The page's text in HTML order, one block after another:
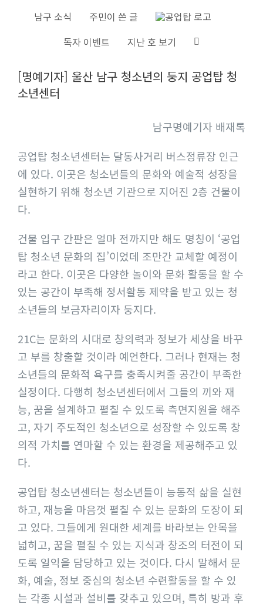
남구 소식
주민이 쓴 글
독자 이벤트
지난 호 보기
i
e
r
g
e
r
I
m
a
g
e
[명예기자] 울산 남구 청소년의 둥지 공업탑 청
소년센터
남구명예기자 배재록
공업탑 청소년센터는 달동사거리 버스정류장 인근
에 있다. 이곳은 청소년들의 문화와 예술적 성장을
실현하기 위해 청소년 기관으로 지어진 2층 건물이
다.
건물 입구 간판은 얼마 전까지만 해도 명칭이 ‘공업
탑 청소년 문화의 집’이었데 조만간 교체할 예정이
라고 한다. 이곳은 다양한 놀이와 문화 활동을 할 수
있는 공간이 부족해 정서활동 제약을 받고 있는 청
소년들의 보금자리이자 둥지다.
21C는 문화의 시대로 창의력과 정보가 세상을 바꾸
고 부를 창출할 것이라 예언한다. 그러나 현재는 청
소년들의 문화적 욕구를 충족시켜줄 공간이 부족한
실정이다. 다행히 청소년센터에서 그들의 끼와 재
능, 꿈을 설계하고 펼칠 수 있도록 측면지원을 해주
고, 자기 주도적인 청소년으로 성장할 수 있도록 창
의적 가치를 연마할 수 있는 환경을 제공해주고 있
다.
공업탑 청소년센터는 청소년들이 능동적 삶을 실현
하고, 재능을 마음껏 펼칠 수 있는 문화의 도장이 되
고 있다. 그들에게 원대한 세계를 바라보는 안목을
넓히고, 꿈을 펼칠 수 있는 지식과 창조의 터전이 되
도록 일익을 담당하고 있는 것이다. 다시 말해서 문
화, 예술, 정보 중심의 청소년 수련활동을 할 수 있
는 각종 시설과 설비를 갖추고 있으며, 특히 방과 후